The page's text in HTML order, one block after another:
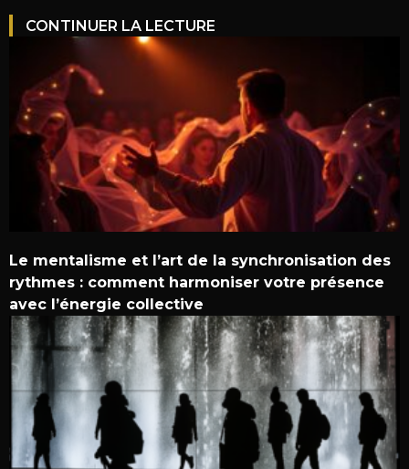
CONTINUER LA LECTURE
Le mentalisme et l’art de la synchronisation des
rythmes : comment harmoniser votre présence
avec l’énergie collective